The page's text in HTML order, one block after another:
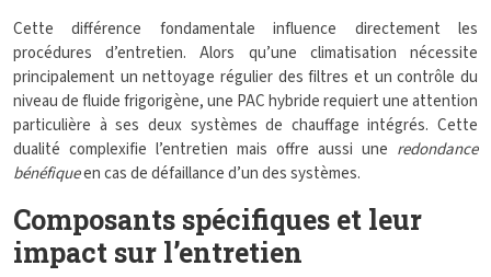
Cette différence fondamentale influence directement les
procédures d’entretien. Alors qu’une climatisation nécessite
principalement un nettoyage régulier des filtres et un contrôle du
niveau de fluide frigorigène, une PAC hybride requiert une attention
particulière à ses deux systèmes de chauffage intégrés. Cette
dualité complexifie l’entretien mais offre aussi une redondance
bénéfiqueen cas de défaillance d’un des systèmes.
Composants spécifiques et leur
impact sur l’entretien